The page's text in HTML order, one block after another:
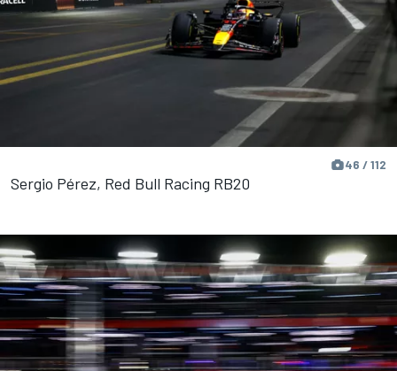
46 / 112
Sergio Pérez, Red Bull Racing RB20